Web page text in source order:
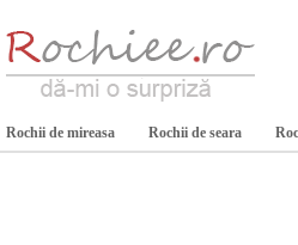
Rochii de mireasa Rochii de seara